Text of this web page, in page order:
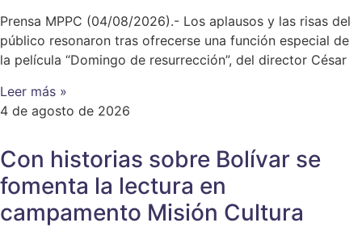
Prensa MPPC (04/08/2026).- Los aplausos y las risas del
público resonaron tras ofrecerse una función especial de
la película “Domingo de resurrección”, del director César
Leer más »
4 de agosto de 2026
Con historias sobre Bolívar se
fomenta la lectura en
campamento Misión Cultura